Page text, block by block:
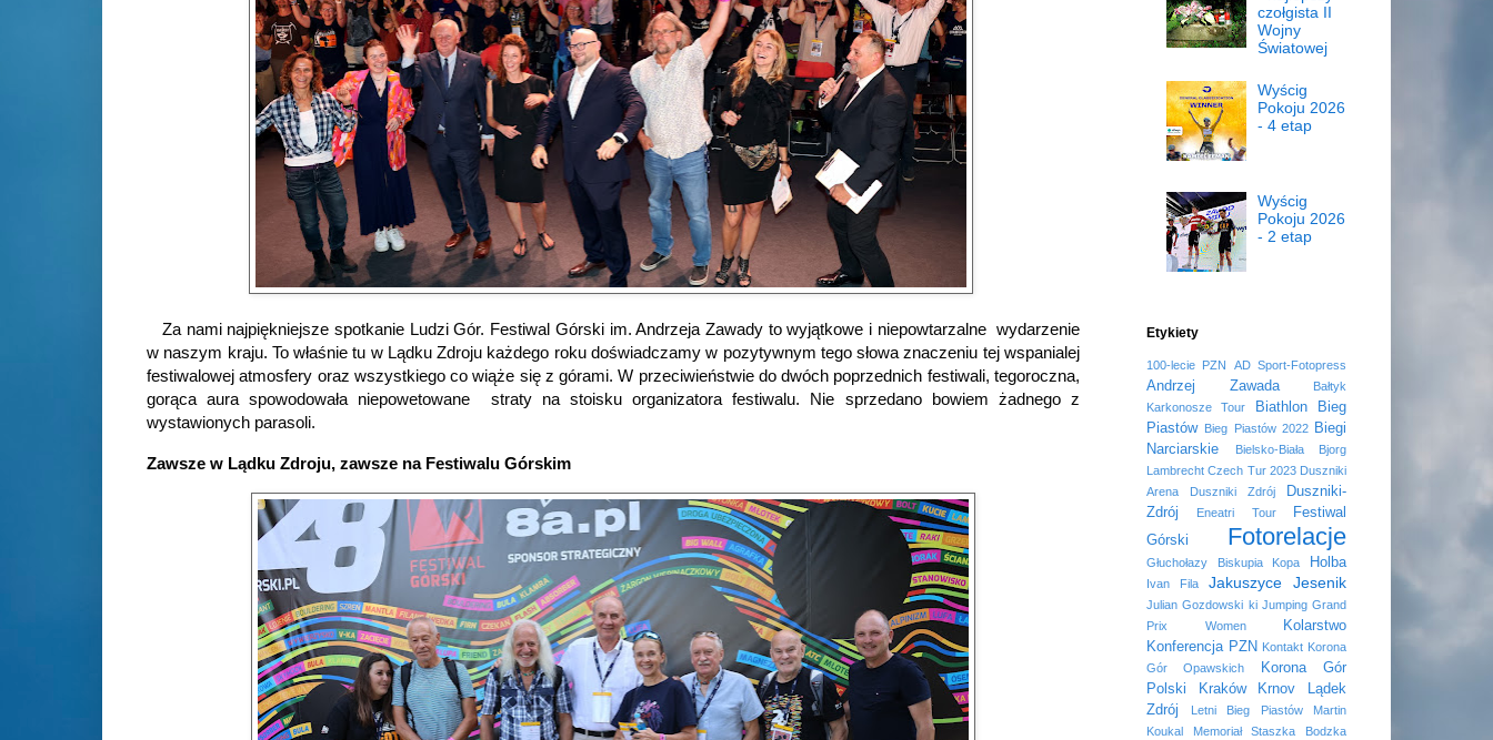
Za nami najpiękniejsze spotkanie Ludzi Gór. Festiwal Górski im. Andrzeja Zawady to wyjątkowe i niepowtarzalne wydarzenie
w naszym kraju. To właśnie tu w Lądku Zdroju każdego roku doświadczamy w pozytywnym tego słowa znaczeniu tej wspanialej
festiwalowej atmosfery oraz wszystkiego co wiąże się z górami. W przeciwieństwie do dwóch poprzednich festiwali, tegoroczna,
gorąca aura spowodowała niepowetowane
straty na stoisku organizatora festiwalu. Nie sprzedano bowiem żadnego z
wystawionych parasoli.
Zawsze w Lądku Zdroju, zawsze na Festiwalu Górskim
czołgista II
Wojny
Światowej
Wyścig
Pokoju 2026
- 4 etap
Wyścig
Pokoju 2026
- 2 etap
Etykiety
100-lecie PZN AD Sport-Fotopress
Andrzej Zawada
Bałtyk
Karkonosze Tour
Biathlon
Bieg
Piastów Bieg Piastów 2022
Biegi
Narciarskie
Bielsko-Biała
Bjorg
Lambrecht Czech Tur 2023 Duszniki
Arena
Duszniki Zdrój
Duszniki-
Zdrój
Eneatri Tour
Festiwal
Górski
Fotorelacje
Głuchołazy Biskupia Kopa Holba
Ivan Fila Jakuszyce Jesenik
Julian Gozdowski ki Jumping Grand
Prix Women
Kolarstwo
Konferencja PZN Kontakt Korona
Gór Opawskich
Korona Gór
Polski
Kraków Krnov
Lądek
Zdrój
Letni Bieg Piastów
Martin
Koukal
Memoriał Staszka Bodzka